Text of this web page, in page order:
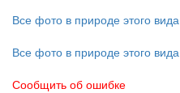
Все фото в природе этого вида
Все фото в природе этого вида
Сообщить об ошибке